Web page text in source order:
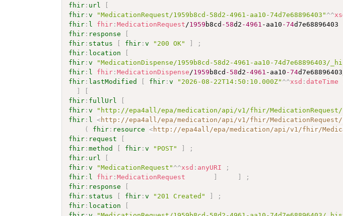
fhir : url
fhir :v "MedicationRequest/1959b8cd-58d2-4961-aa10-74d7e68896403" ^^
fhir : l fhir :MedicationRequest /1959 b8cd -58d2 -4961 -aa10 -74
fhir : response
fhir : status fhir :v "200 OK"
;
fhir : location
fhir :v "MedicationDispense/1959b8cd-58d2-4961-aa10-74d7e68896403/
fhir : l fhir :MedicationDispense /1959 b8cd -58d2 -4961 -aa10 -74
fhir : lastModified fhir :v "2026-08-22T14:50:10.000Z" ^^xsd :dateTime
fhir : fullUrl
fhir :v "http://epa4all/epa/medication/api/v1/fhir/MedicationRequest/
fhir : l <http://epa4all/epa/medication/api/v1/fhir/MedicationRequest/
(
fhir : resource <http://epa4all/epa/medication/api/v1/fhir/
fhir : request
fhir :method fhir :v "POST"
;
fhir : url
fhir :v "MedicationRequest" ^^xsd : anyURI
;
fhir : l fhir :MedicationRequest
;
fhir : response
fhir : status fhir :v "201 Created"
;
fhir : location